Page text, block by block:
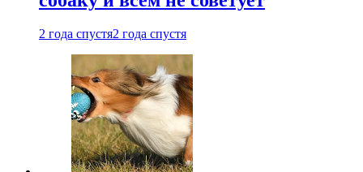
2 года спустя2 года спустя